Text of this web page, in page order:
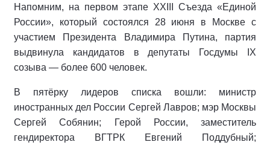
Напомним, на первом этапе XXIII Съезда «Единой
России», который состоялся 28 июня в Москве с
участием Президента Владимира Путина, партия
выдвинула кандидатов в депутаты Госдумы IX
созыва — более 600 человек.
В пятёрку лидеров списка вошли: министр
иностранных дел России Сергей Лавров; мэр Москвы
Сергей Собянин; Герой России, заместитель
гендиректора ВГТРК Евгений Поддубный;